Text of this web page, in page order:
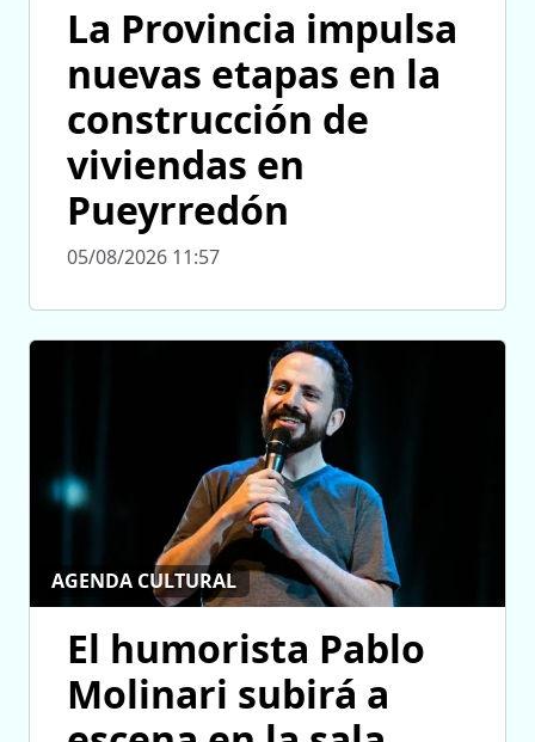
La Provincia impulsa
nuevas etapas en la
construcción de
viviendas en
Pueyrredón
05/08/2026 11:57
AGENDA CULTURAL
El humorista Pablo
Molinari subirá a